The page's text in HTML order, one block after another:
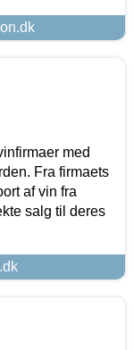
med
Fra firmaets
af vin fra
salg til deres